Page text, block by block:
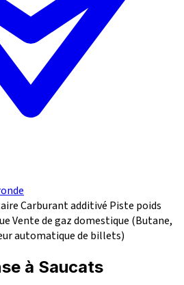
Carburant additivé Piste poids
Vente de gaz domestique (Butane,
automatique de billets)
à Saucats